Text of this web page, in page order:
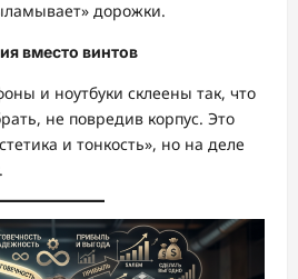
дорожки.
вместо винтов
и ноутбуки склеены так, что
не повредив корпус. Это
и тонкость», но на деле